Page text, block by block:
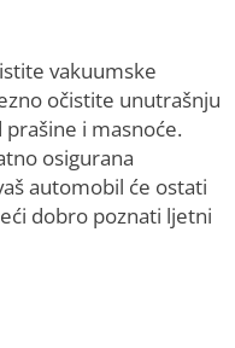
vakuumske
očistite unutrašnju
i masnoće.
osigurana
automobil će ostati
dobro poznati ljetni